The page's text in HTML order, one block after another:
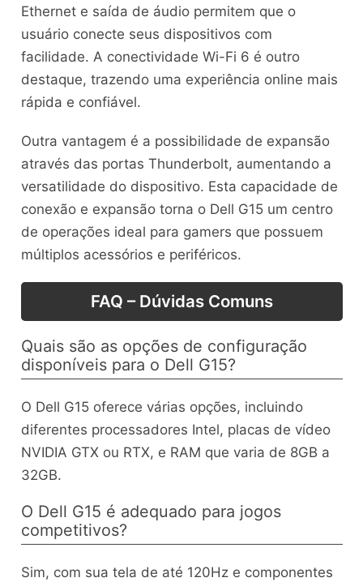
Ethernet e saída de áudio permitem que o
usuário conecte seus dispositivos com
facilidade. A conectividade Wi-Fi 6 é outro
destaque, trazendo uma experiência online mais
rápida e confiável.
Outra vantagem é a possibilidade de expansão
através das portas Thunderbolt, aumentando a
versatilidade do dispositivo. Esta capacidade de
conexão e expansão torna o Dell G15 um centro
de operações ideal para gamers que possuem
múltiplos acessórios e periféricos.
FAQ – Dúvidas Comuns
Quais são as opções de configuração
disponíveis para o Dell G15?
O Dell G15 oferece várias opções, incluindo
diferentes processadores Intel, placas de vídeo
NVIDIA GTX ou RTX, e RAM que varia de 8GB a
32GB.
O Dell G15 é adequado para jogos
competitivos?
Sim, com sua tela de até 120Hz e componentes